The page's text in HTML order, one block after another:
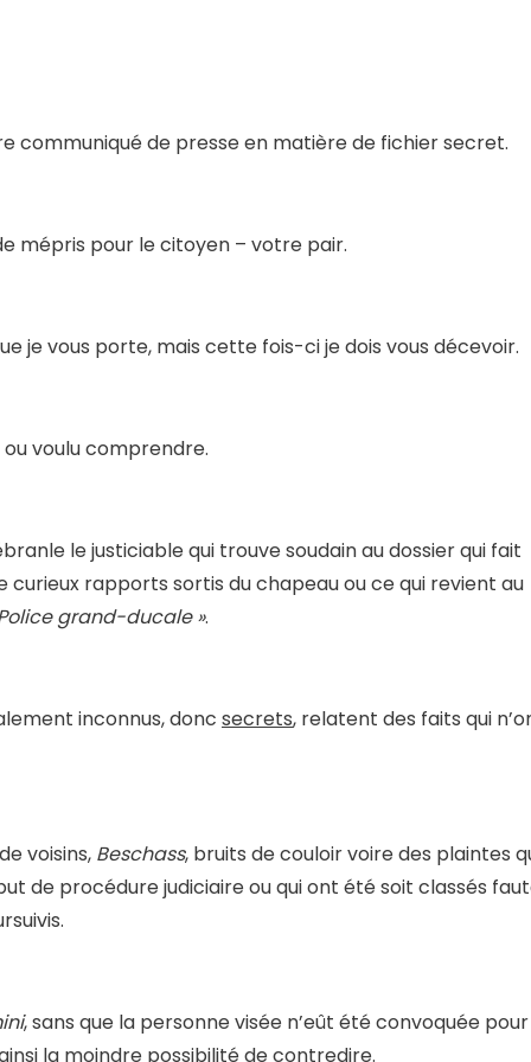
communiqué de presse en matière de fichier secret.
mépris pour le citoyen – votre pair.
je vous porte, mais cette fois-ci je dois vous décevoir.
voulu comprendre.
le justiciable qui trouve soudain au dossier qui fait
curieux rapports sortis du chapeau ou ce qui revient au
grand-ducale ».
inconnus, donc secrets, relatent des faits qui
voisins, Beschass, bruits de couloir voire des plaintes
de procédure judiciaire ou qui ont été soit classés
, sans que la personne visée n’eût été convoquée pour
la moindre possibilité de contredire.